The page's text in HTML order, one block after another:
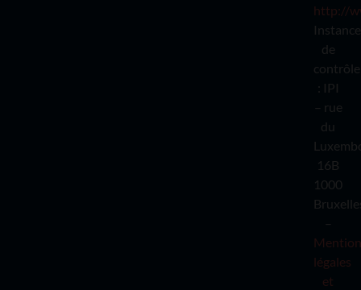
http://
Instance
de
contrôle
: IPI
– rue
du
16B
1000
–
légales
et